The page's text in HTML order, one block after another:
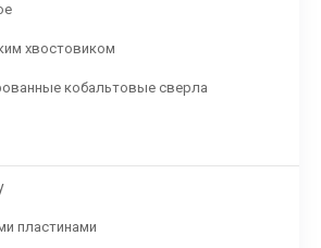
хвостовиком
кобальтовые сверла
пластинами